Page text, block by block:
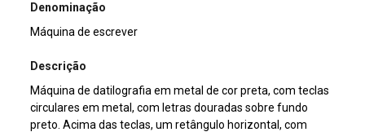
Denominação
Máquina de escrever
Descrição
Máquina de datilografia em metal de cor preta, com teclas
circulares em metal, com letras douradas sobre fundo
preto. Acima das teclas, um retângulo horizontal, com